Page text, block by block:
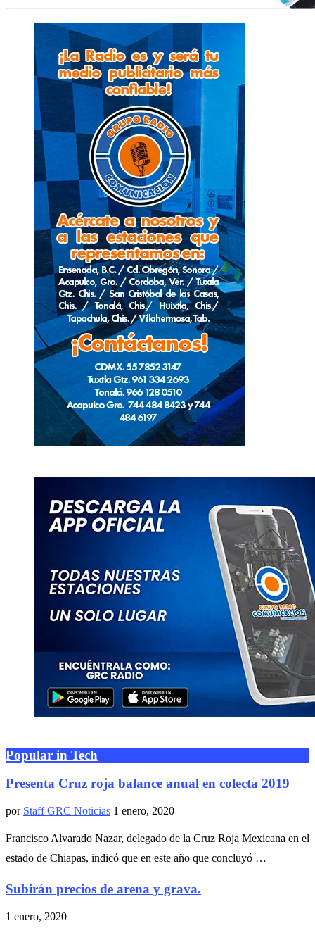
Popular in Tech
Presenta Cruz roja balance anual en colecta 2019
por Staff GRC Noticias 1 enero, 2020
Francisco Alvarado Nazar, delegado de la Cruz Roja Mexicana en el
estado de Chiapas, indicó que en este año que concluyó …
Subirán precios de arena y grava.
1 enero, 2020